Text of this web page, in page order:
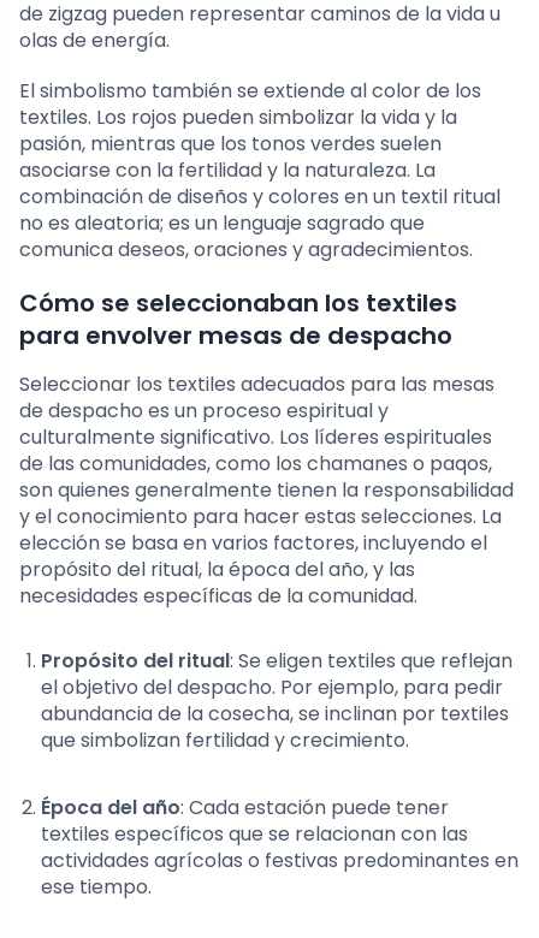
de zigzag pueden representar caminos de la vida u
olas de energía.
El simbolismo también se extiende al color de los
textiles. Los rojos pueden simbolizar la vida y la
pasión, mientras que los tonos verdes suelen
asociarse con la fertilidad y la naturaleza. La
combinación de diseños y colores en un textil ritual
no es aleatoria; es un lenguaje sagrado que
comunica deseos, oraciones y agradecimientos.
Cómo se seleccionaban los textiles
para envolver mesas de despacho
Seleccionar los textiles adecuados para las mesas
de despacho es un proceso espiritual y
culturalmente significativo. Los líderes espirituales
de las comunidades, como los chamanes o paqos,
son quienes generalmente tienen la responsabilidad
y el conocimiento para hacer estas selecciones. La
elección se basa en varios factores, incluyendo el
propósito del ritual, la época del año, y las
necesidades específicas de la comunidad.
Propósito del ritual: Se eligen textiles que reflejan
el objetivo del despacho. Por ejemplo, para pedir
abundancia de la cosecha, se inclinan por textiles
que simbolizan fertilidad y crecimiento.
Época del año: Cada estación puede tener
textiles específicos que se relacionan con las
actividades agrícolas o festivas predominantes en
ese tiempo.